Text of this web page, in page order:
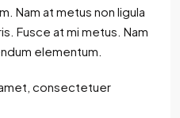
Nam at metus non ligula
Fusce at mi metus. Nam
elementum.
consectetuer